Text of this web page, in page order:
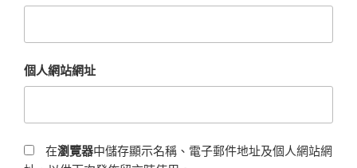
個人網站網址
在瀏覽器中儲存顯示名稱、電子郵件地址及個人網站網